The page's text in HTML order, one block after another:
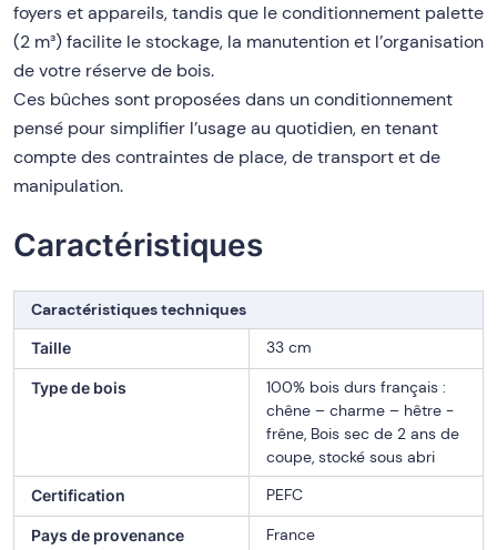
foyers et appareils, tandis que le conditionnement palette
(2 m³) facilite le stockage, la manutention et l’organisation
de votre réserve de bois.
Ces bûches sont proposées dans un conditionnement
pensé pour simplifier l’usage au quotidien, en tenant
compte des contraintes de place, de transport et de
manipulation.
Caractéristiques
Caractéristiques techniques
Taille 33 cm
Type de bois
100% bois durs français :
chêne – charme – hêtre -
frêne, Bois sec de 2 ans de
coupe, stocké sous abri
Certification PEFC
Pays de provenance France